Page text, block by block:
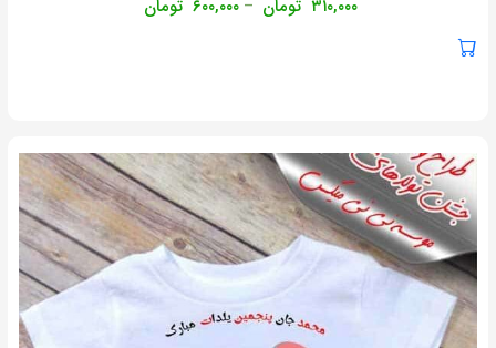
۳۱۰,۰۰۰ تومان – ۶۰۰,۰۰۰ تومان